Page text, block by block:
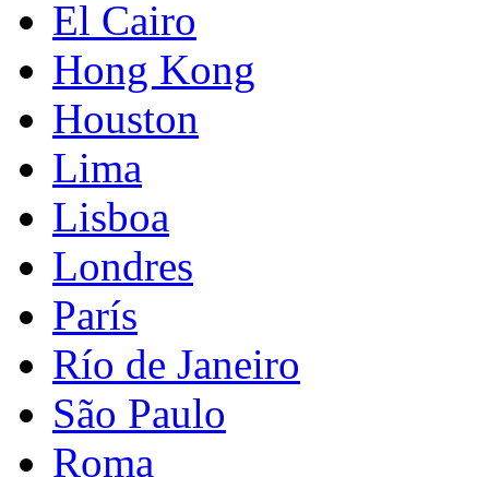
El Cairo
Hong Kong
Houston
Lima
Lisboa
Londres
París
Río de Janeiro
São Paulo
Roma